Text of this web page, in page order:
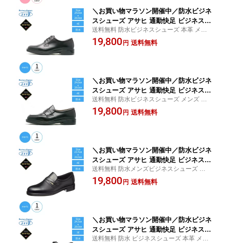
＼お買い物マラソン開催中／防水ビジネ
スシューズ アサヒ 通勤快足 ビジネスシ
ューズ メンズ 4E 革靴 防水 ゴアテック
ス 本革 プレーントゥ 外羽根 TK3123 紳
送料無料 防水ビジネスシューズ 本革 メン
ズ ゴアテックス 防水 防滑 24.5cm 25cm 2
5.5cm 26cm 26.5cm 27cm 27.5cm 28cm
19,800 円 送料無料
＼お買い物マラソン開催中／防水ビジネ
スシューズ アサヒ 通勤快足 ビジネスシ
ューズ メンズ 4E 革靴 防水 ゴアテック
ス 本革 TK3124 本革ビジネスシューズ
送料無料 防水ビジネスシューズ メンズ 革
靴 コインローファー ゴアテックス 防水 24c
m 24.5cm 25cm 25.5cm 26cm 26.5cm 27c
19,800 円 送料無料
＼お買い物マラソン開催中／防水ビジネ
スシューズ アサヒ 通勤快足 ビジネスシ
ューズ メンズ 革靴 防水 ゴアテックス T
K3125 本革ビジネスシューズ 4E 紳士靴
送料無料 防水メンズビジネスシューズ 防水
メンズ ビジネスシューズ 革靴 スリッポン 2
4.5cm 25cm 25.5cm 26cm 26.5cm 27cm 2
19,800 円 送料無料
＼お買い物マラソン開催中／防水ビジネ
スシューズ アサヒ 通勤快足 ビジネスシ
ューズ メンズ 3E 外羽根 革靴 防水 ゴア
送料無料 防水 ビジネスシューズ 本革 メン